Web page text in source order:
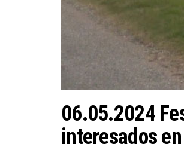
06.05.2024
interesados